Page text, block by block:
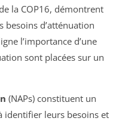
la COP16, démontrent
d’atténuation
l’importance d’une
sont placées sur un
(NAPs) constituent un
identifier leurs besoins et